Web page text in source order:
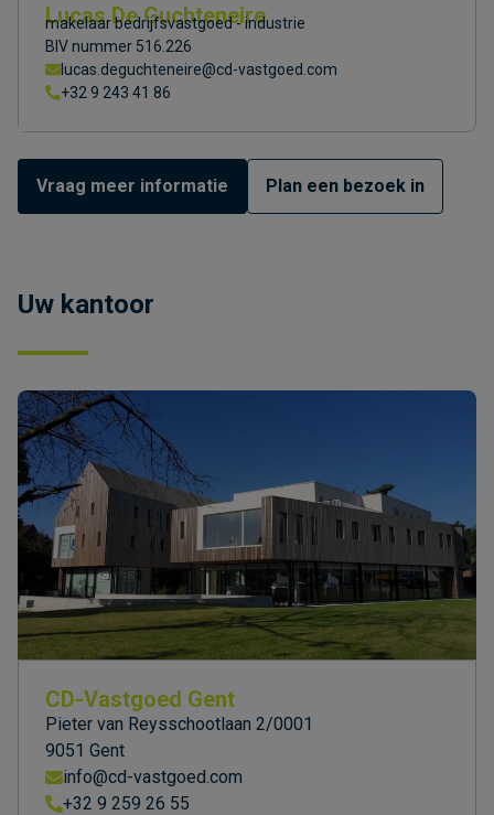
Lucas De Guchteneire
makelaar bedrijfsvastgoed - industrie
BIV nummer 516.226
lucas.deguchteneire@cd-vastgoed.com
+32 9 243 41 86
Vraag meer informatie Plan een bezoek in
Uw kantoor
CD-Vastgoed Gent
Pieter van Reysschootlaan 2/0001
9051 Gent
info@cd-vastgoed.com
+32 9 259 26 55